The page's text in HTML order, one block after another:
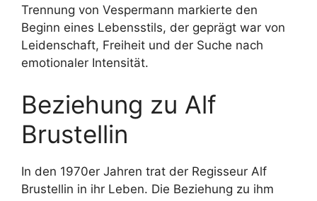
Trennung von Vespermann markierte den
Beginn eines Lebensstils, der geprägt war von
Leidenschaft, Freiheit und der Suche nach
emotionaler Intensität.
Beziehung zu Alf
Brustellin
In den 1970er Jahren trat der Regisseur Alf
Brustellin in ihr Leben. Die Beziehung zu ihm